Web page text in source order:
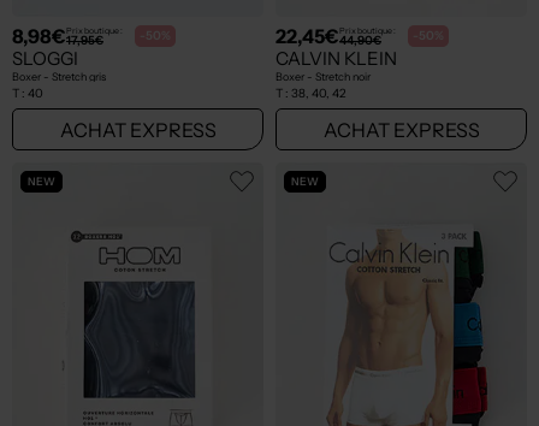
8,98€Prix boutique :
17,95€ -50%
SLOGGI
Boxer - Stretch gris
T : 40
ACHAT EXPRESS
22,45€Prix boutique :
44,90€ -50%
CALVIN KLEIN
Boxer - Stretch noir
T : 38, 40, 42
ACHAT EXPRESS
NEW NEW